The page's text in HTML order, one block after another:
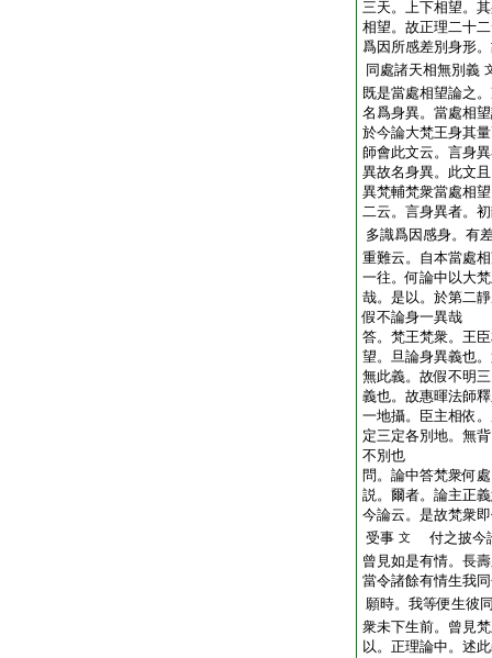
三天。上下相望。
相望。故正理二十
爲因所感差別身形
同處諸天相無別義
既是當處相望論之
名爲身異。當處相
於今論大梵王身其
師會此文云。言身
異故名身異。此文
異梵輔梵衆當處相
二云。言身異者。
多識爲因感身。有
重難云。自本當處
一往。何論中以大
哉。是以。於第二
假不論身一異哉
答。梵王梵衆。王
望。旦論身異義也
無此義。故假不明
義也。故惠暉法師
一地攝。臣主相依
定三定各別地。無
不別也
問。論中答梵衆何
説。爾者。論主正
今論云。是故梵衆
受事 文
付之披今
曾見如是有情。長
當令諸餘有情生我
願時。我等便生彼
衆未下生前。曾見
以。正理論中。述